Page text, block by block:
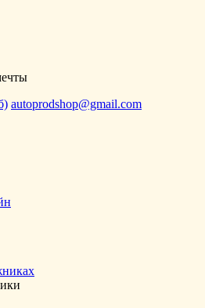
autoprodshop@gmail.com